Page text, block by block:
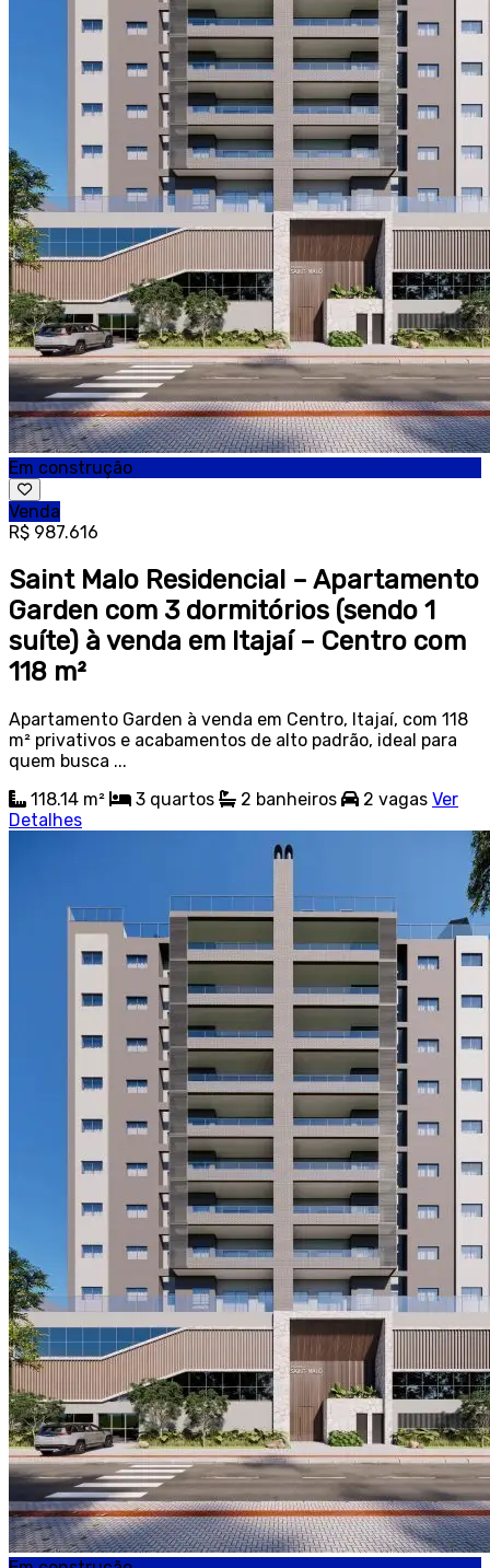
Em construção
Venda
R$ 987.616
Saint Malo Residencial – Apartamento
Garden com 3 dormitórios (sendo 1
suíte) à venda em Itajaí – Centro com
118 m²
Apartamento Garden à venda em Centro, Itajaí, com 118
m² privativos e acabamentos de alto padrão, ideal para
quem busca ...
118.14 m²
3 quartos 2 banheiros 2 vagas Ver
Detalhes